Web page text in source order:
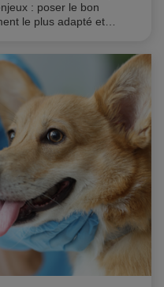
: poser le bon
le plus adapté et